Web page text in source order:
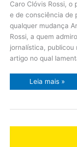
Caro Clóvis Rossi,
e de consciência de
qualquer mudança
Rossi, a quem
jornalística, publicou
artigo no qual
Leia mais »